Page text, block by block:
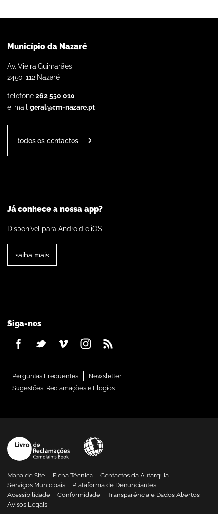
Município da Nazaré
Av. Vieira Guimarães
2450-112 Nazaré
telefone 262 550 010
e-mail geral@cm-nazare.pt
todos os contactos
Já conhece a nossa app?
Disponível para Android e iOS
saiba mais
Siga-nos
Perguntas Frequentes
Newsletter
Sugestões, Reclamações e Elogios
Mapa do Site Ficha Técnica
Contactos da Autarquia
Serviços Municipais
Plataforma de Denunciantes
Acessibilidade
Conformidade
Transparência e Dados Abertos
Avisos Legais